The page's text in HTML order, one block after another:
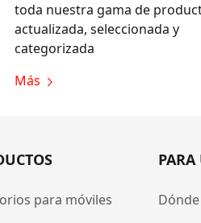
toda nuestra gama de
actualizada, seleccionada y
categorizada
Más
para móviles